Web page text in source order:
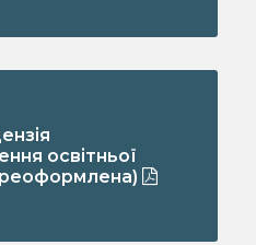
освітньої